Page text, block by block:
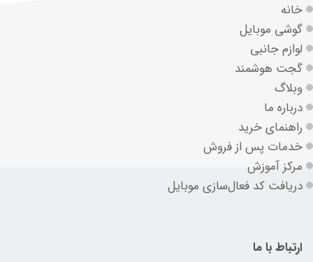
خانه
گوشی موبایل
لوازم جانبی
گجت هوشمند
وبلاگ
درباره ما
راهنمای خرید
خدمات پس از فروش
مرکز آموزش
دریافت کد فعال‌سازی موبایل
ارتباط با ما